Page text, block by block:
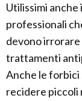
Utilissimi
professionali
devono
trattamenti
Anche le forbici
recidere piccoli